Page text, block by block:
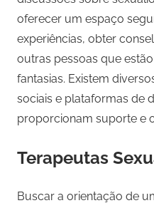
oferecer um espaço
experiências, obter
outras pessoas que
fantasias. Existem
sociais e plataformas de
proporcionam suporte e
Terapeutas
Buscar a orientação de